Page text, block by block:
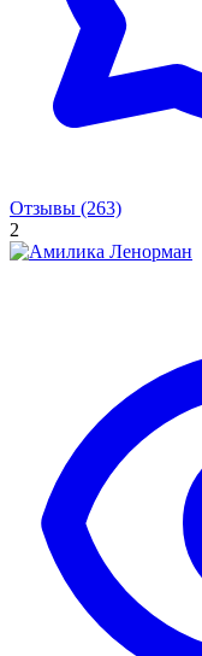
Отзывы (263)
2